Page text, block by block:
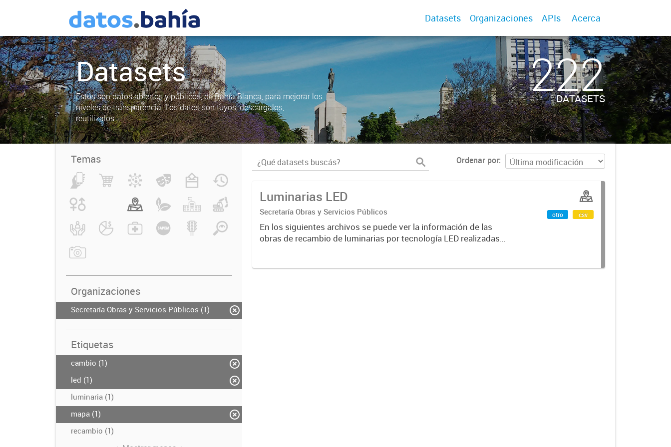
Datasets Organizaciones APIs Acerca
Datasets
Estos son datos abiertos y públicos, de Bahía Blanca, para mejorar los
niveles de transparencia. Los datos son tuyos, descargalos,
reutilizalos.
222
DATASETS
Temas
Organizaciones
Secretaría Obras y Servicios Públicos (1)
Etiquetas
cambio (1)
led (1)
luminaria (1)
mapa (1)
recambio (1)
Ordenar por
Luminarias LED
Secretaría Obras y Servicios Públicos
En los siguientes archivos se puede ver la información de las
obras de recambio de luminarias por tecnología LED realizadas
otro csv